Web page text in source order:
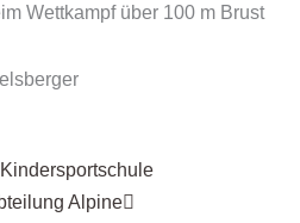
Wettkampf über 100 m Brust
Alpine
Nächster